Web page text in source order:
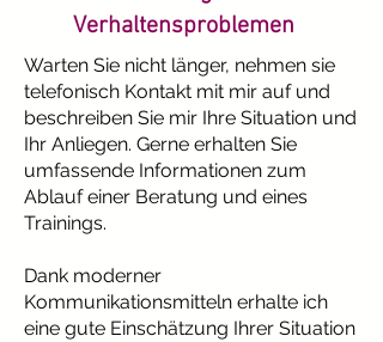
Verhaltensproblemen
Warten Sie nicht länger, nehmen sie
telefonisch Kontakt mit mir auf und
beschreiben Sie mir Ihre Situation und
Ihr Anliegen. Gerne erhalten Sie
umfassende Informationen zum
Ablauf einer Beratung und eines
Trainings.
Dank moderner
Kommunikationsmitteln erhalte ich
eine gute Einschätzung Ihrer Situation